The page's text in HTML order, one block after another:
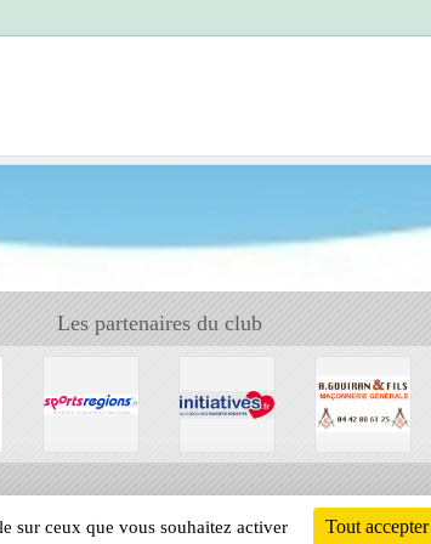
Les partenaires du club
sur ceux que vous souhaitez activer Tout accepter